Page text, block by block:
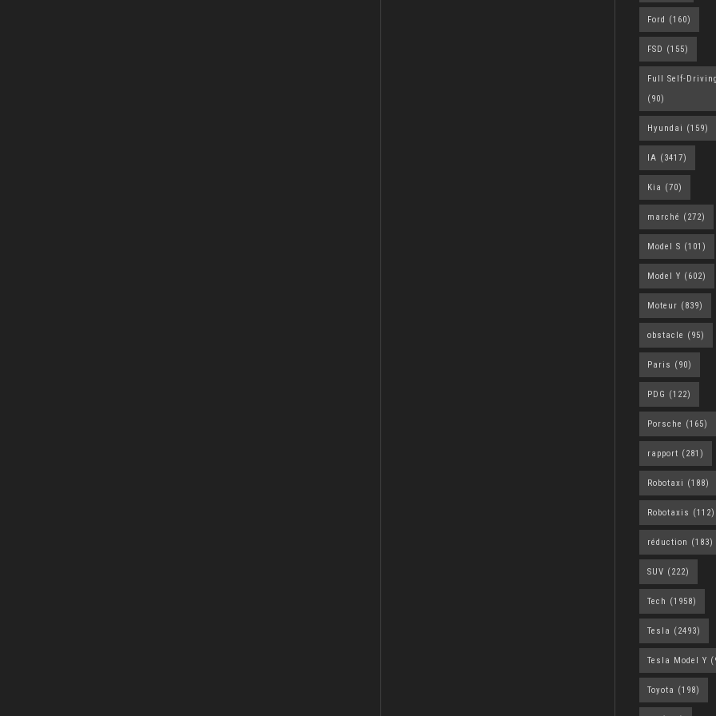
Ford (160)
FSD (155)
Full Self-
(90)
Hyundai (159)
IA (3417)
Kia (70)
marché (272)
Model S (101)
Model Y (602)
Moteur (839)
obstacle (95)
Paris (90)
PDG (122)
Porsche (165)
rapport (281)
Robotaxi (188)
Robotaxis (112)
réduction (183)
SUV (222)
Tech (1958)
Tesla (2493)
Tesla Model Y
Toyota (198)